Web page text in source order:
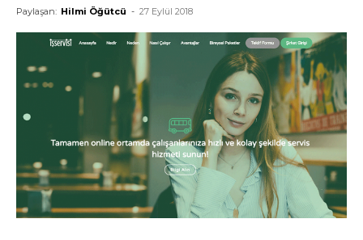
Paylaşan: Hilmi Öğütcü - 27 Eylül 2018